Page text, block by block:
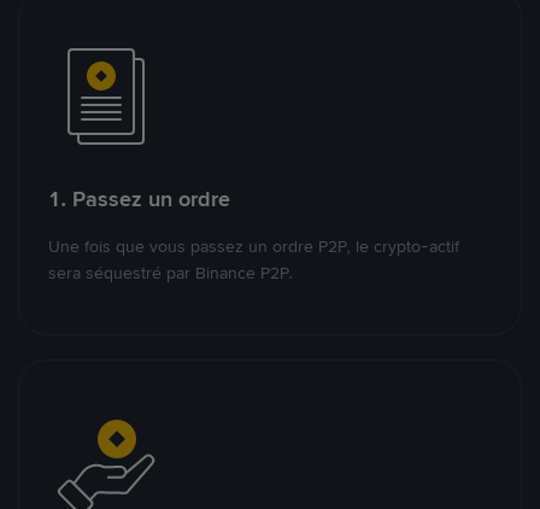
1. Passez un ordre
Une fois que vous passez un ordre P2P, le crypto-actif
sera séquestré par Binance P2P.